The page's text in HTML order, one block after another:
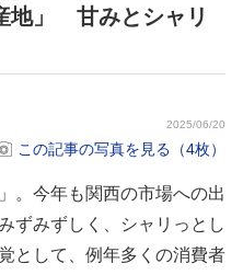
地」 甘みとシャリ
2025/06/20
この記事の写真を見る（4枚）
。今年も関西の市場への出
ずみずしく、シャリっとし
として、例年多くの消費者